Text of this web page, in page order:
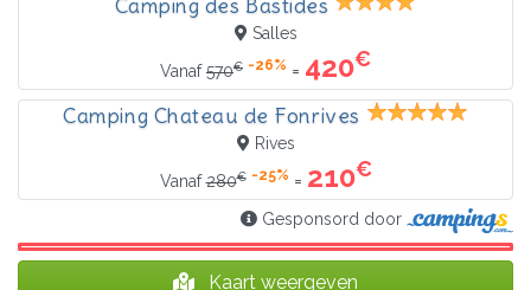
Camping des Bastides
Salles
Vanaf570€ -26% = 420€
Camping Chateau de Fonrives
Rives
Vanaf280€ -25% = 210€
Gesponsord door
Kaart weergeven